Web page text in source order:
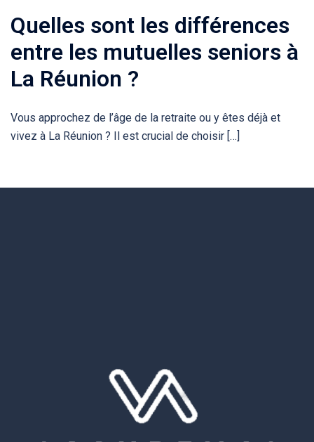
Quelles sont les différences
entre les mutuelles seniors à
La Réunion ?
Vous approchez de l’âge de la retraite ou y êtes déjà et
vivez à La Réunion ? Il est crucial de choisir […]